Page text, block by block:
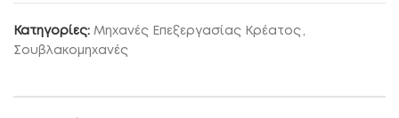
Κατηγορίες: Μηχανές Επεξεργασίας Κρέατος,
Σουβλακομηχανές